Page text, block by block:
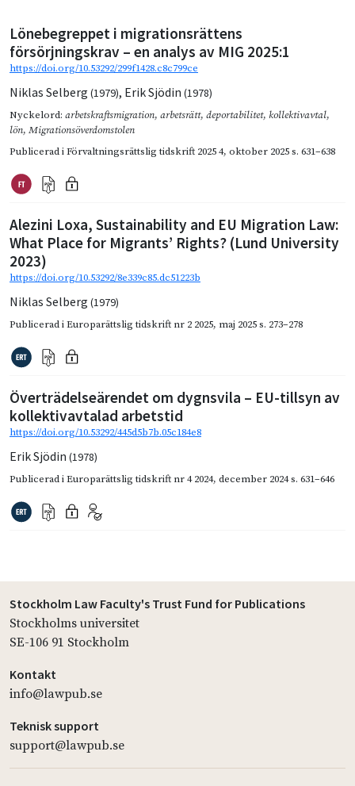
Lönebegreppet i migrationsrättens
försörjningskrav – en analys av MIG 2025:1
https://doi.org/10.53292/299f1428.c8c799ce
Niklas Selberg (1979), Erik Sjödin (1978)
Nyckelord: arbetskraftsmigration, arbetsrätt, deportabilitet, kollektivavtal,
lön, Migrationsöverdomstolen
Publicerad iFörvaltningsrättslig tidskrift 2025 4, oktober 2025s. 631–638
Alezini Loxa, Sustainability and EU Migration Law:
What Place for Migrants’ Rights? (Lund University
2023)
https://doi.org/10.53292/8e339c85.dc51223b
Niklas Selberg (1979)
Publicerad iEuroparättslig tidskrift nr 2 2025, maj 2025s. 273–278
Överträdelseärendet om dygnsvila – EU-tillsyn av
kollektivavtalad arbetstid
https://doi.org/10.53292/445d5b7b.05c184e8
Erik Sjödin (1978)
Publicerad iEuroparättslig tidskrift nr 4 2024, december 2024s. 631–646
Stockholm Law Faculty's Trust Fund for Publications
Stockholms universitet
SE-106 91 Stockholm
Kontakt
info@lawpub.se
Teknisk support
support@lawpub.se